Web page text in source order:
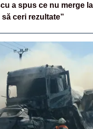
a spus ce nu merge
ceri rezultate”